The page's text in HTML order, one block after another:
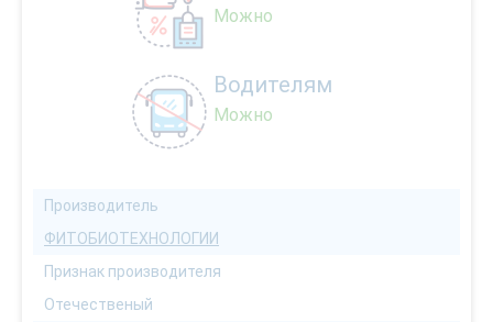
Можно
Водителям
Можно
Производитель
ФИТОБИОТЕХНОЛОГИИ
Признак производителя
Отечественый